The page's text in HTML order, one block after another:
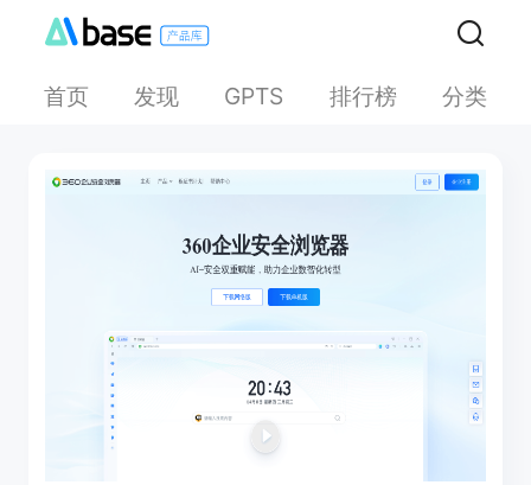
首页 发现 GPTS 排行榜 分类